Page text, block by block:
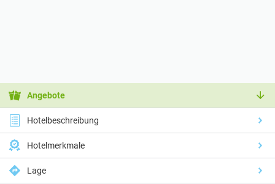
Angebote
Hotelbeschreibung
Hotelmerkmale
Lage